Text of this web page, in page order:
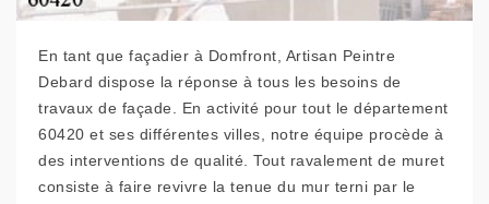
En tant que façadier à Domfront, Artisan Peintre
Debard dispose la réponse à tous les besoins de
travaux de façade. En activité pour tout le département
60420 et ses différentes villes, notre équipe procède à
des interventions de qualité. Tout ravalement de muret
consiste à faire revivre la tenue du mur terni par le